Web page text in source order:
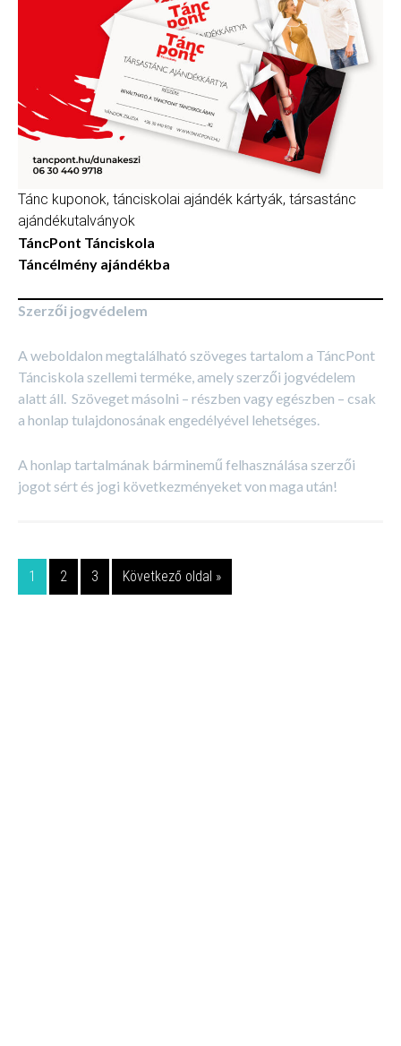
Tánc kuponok, tánciskolai ajándék kártyák, társastánc
ajándékutalványok
TáncPont Tánciskola
Táncélmény ajándékba
Szerzői jogvédelem
A weboldalon megtalálható szöveges tartalom a TáncPont
Tánciskola szellemi terméke, amely szerzői jogvédelem
alatt áll. Szöveget másolni – részben vagy egészben – csak
a honlap tulajdonosának engedélyével lehetséges.
A honlap tartalmának bárminemű felhasználása szerzői
jogot sért és jogi következményeket von maga után!
1 2 3 Következő oldal »